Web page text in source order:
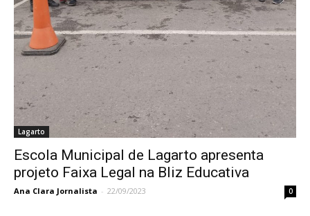
Lagarto
Escola Municipal de Lagarto apresenta
projeto Faixa Legal na Bliz Educativa
Ana Clara Jornalista - 22/09/2023 0